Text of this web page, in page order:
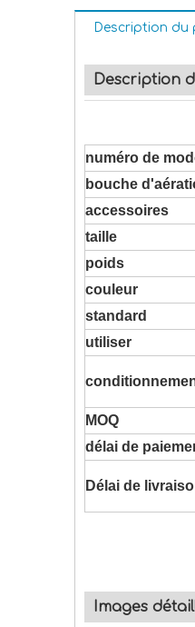
Description du
Description
numéro de
bouche
accessoires
taille
poids
couleur
standard
utiliser
MOQ
délai de
Délai de
Images